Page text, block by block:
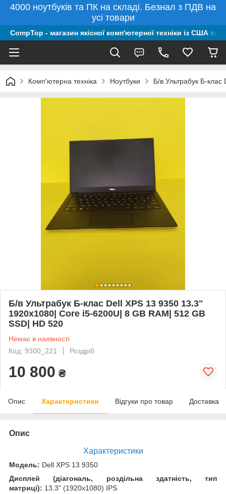
4000 ноутбуків та ПК на складі. Безнал з ПДВ на
усі товари
CompTop - магазин якісної комп'ютерної техніки із США та
Комп'ютерна техніка Ноутбуки Б/в Ультрабук Б-
Б/в Ультрабук Б-клас Dell XPS 13 9350 13.3"
1920x1080| Core i5-6200U| 8 GB RAM| 512 GB
SSD| HD 520
Немає в наявності
Код: 9300_221
Роздріб
10 800 ₴
Опис Характеристики Відгуки про товар Доставка
Опис
Характеристики
Модель: Dell XPS 13 9350
Дисплей (діагональ, роздільна здатність, тип
матриці): 13.3" (1920x1080) IPS